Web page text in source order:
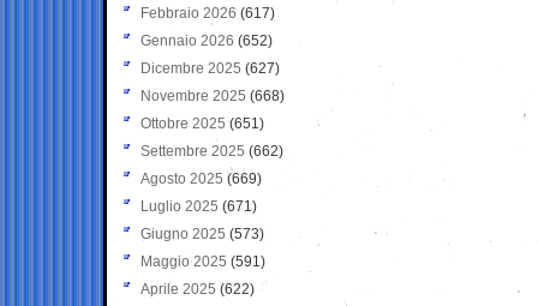
Febbraio 2026 (617)
Gennaio 2026 (652)
Dicembre 2025 (627)
Novembre 2025 (668)
Ottobre 2025 (651)
Settembre 2025 (662)
Agosto 2025 (669)
Luglio 2025 (671)
Giugno 2025 (573)
Maggio 2025 (591)
Aprile 2025 (622)